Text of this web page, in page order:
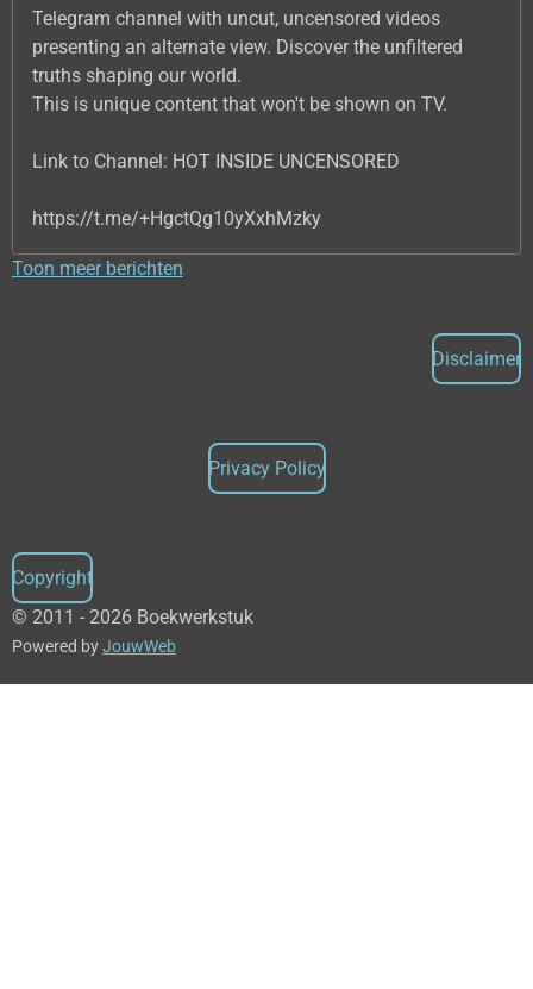
Telegram channel with uncut, uncensored videos
presenting an alternate view. Discover the unfiltered
truths shaping our world.
This is unique content that won't be shown on TV.
Link to Channel: HOT INSIDE UNCENSORED
https://t.me/+HgctQg10yXxhMzky
Toon meer berichten
Disclaimer
Privacy Policy
Copyright
© 2011 - 2026 Boekwerkstuk
Powered byJouwWeb